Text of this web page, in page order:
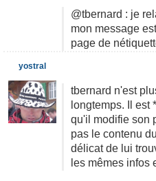
@tbernard : je
mon message
page de
tbernard n'est
longtemps. Il est
qu'il modifie son
pas le contenu
délicat de lui
les mêmes infos
yostral